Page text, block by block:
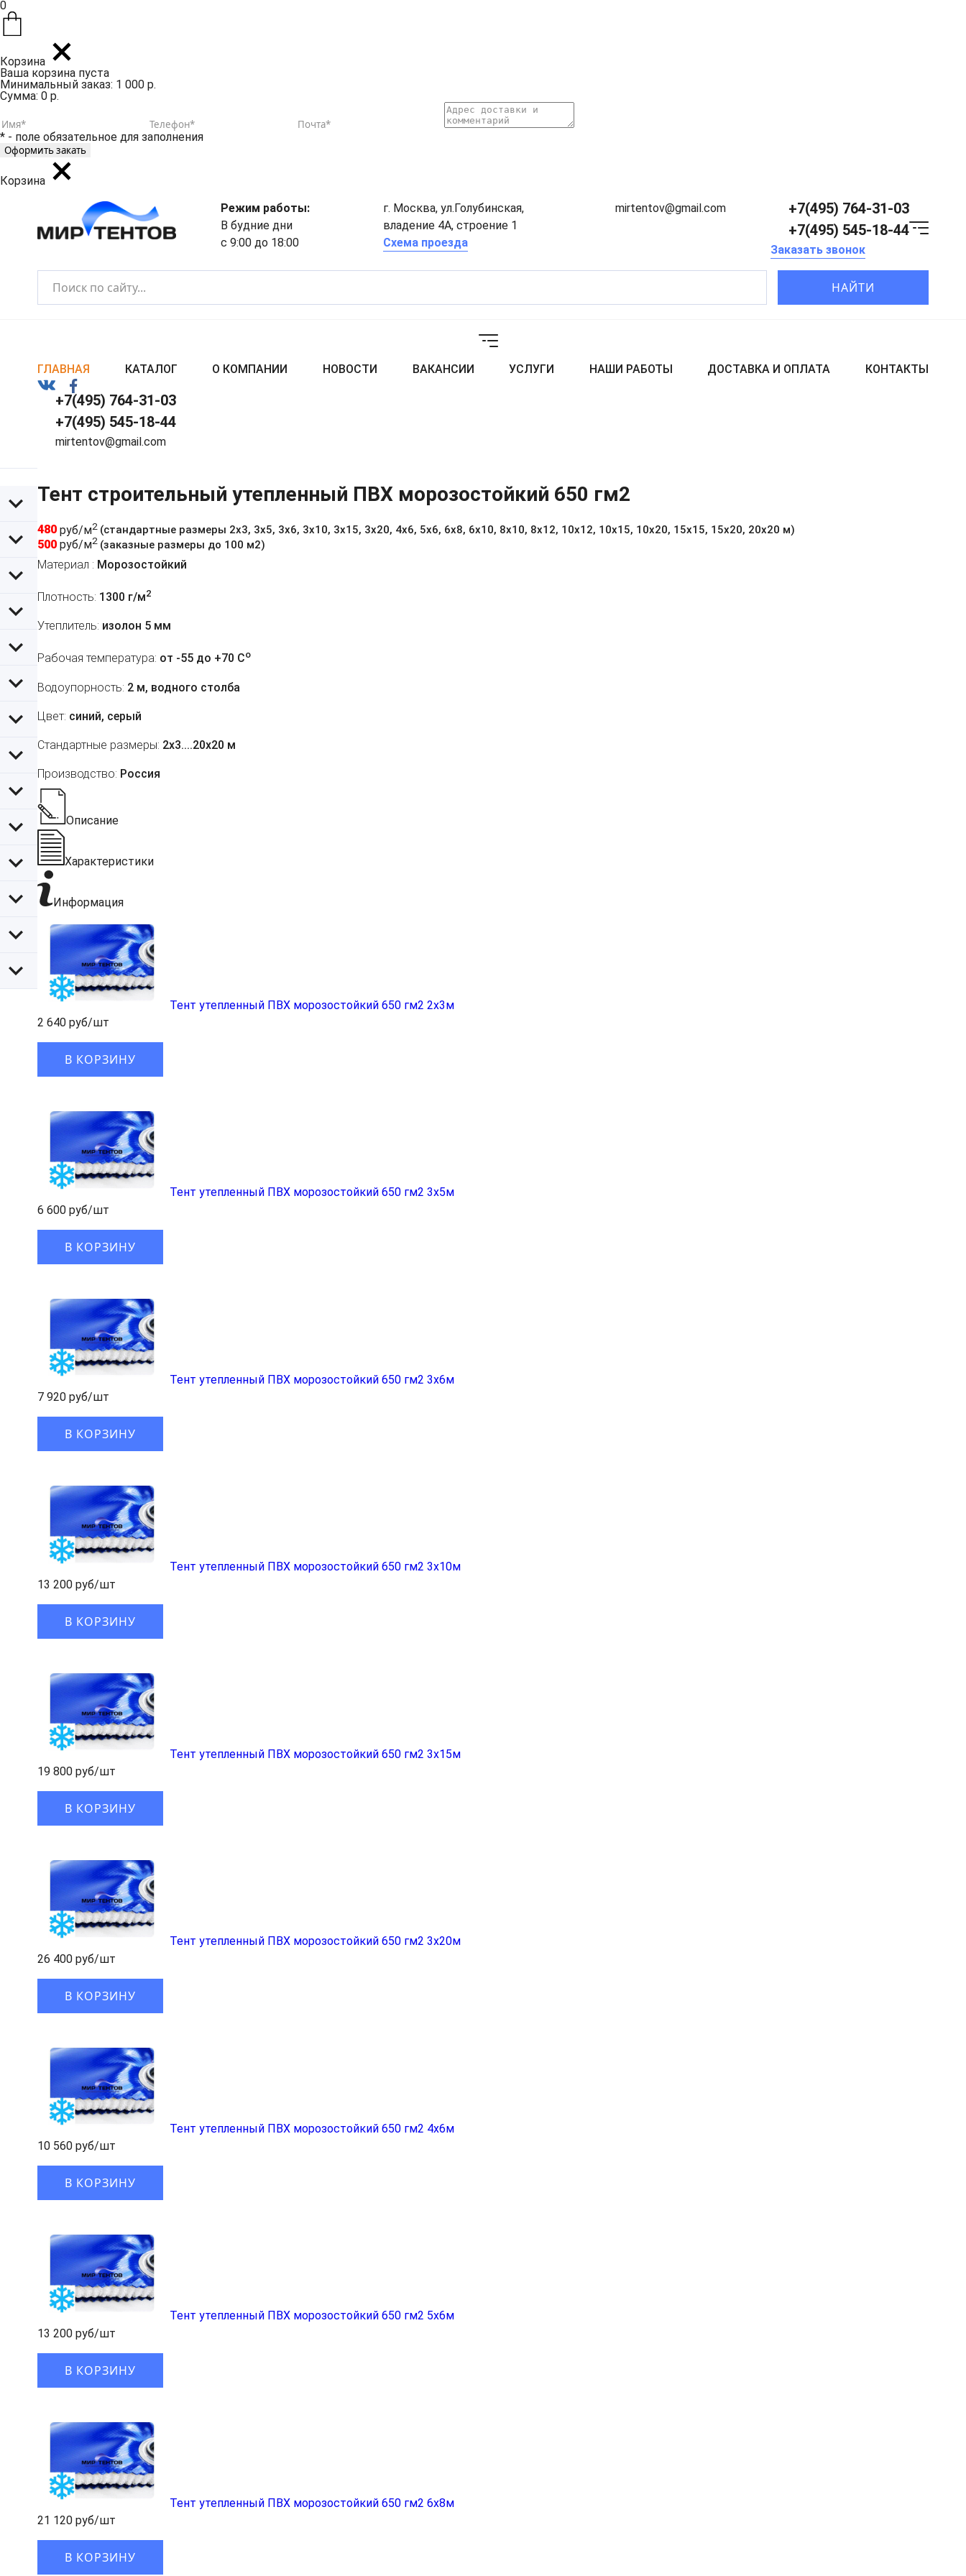
0
Корзина
Ваша корзина пуста
Минимальный заказ: 1 000 р.
Сумма: 0 р.
* - поле обязательное для заполнения
Корзина
Режим работы:
В будние дни
с 9:00 до 18:00
г. Москва, ул.Голубинская,
владение 4А, строение 1
Схема проезда
mirtentov@gmail.com
+7(495) 764-31-03
+7(495) 545-18-44
Заказать звонок
НАЙТИ
ГЛАВНАЯ КАТАЛОГ О КОМПАНИИ НОВОСТИ ВАКАНСИИ УСЛУГИ НАШИ РАБОТЫ ДОСТАВКА И ОПЛАТА КОНТАКТЫ
+7(495) 764-31-03
+7(495) 545-18-44
mirtentov@gmail.com
Тент строительный утепленный ПВХ морозостойкий 650 гм2
480 руб/м2 (стандартные размеры 2х3, 3х5, 3х6, 3х10, 3х15, 3х20, 4х6, 5х6, 6х8, 6х10, 8х10, 8х12, 10х12, 10х15, 10х20, 15х15, 15х20, 20х20 м)
500 руб/м2 (заказные размеры до 100 м2)
Материал : Морозостойкий
Плотность: 1300 г/м2
Утеплитель: изолон 5 мм
Рабочая температура: от -55 до +70 Co
Водоупорность: 2 м, водного столба
Цвет: синий, серый
Стандартные размеры: 2х3....20х20 м
Производство: Россия
Описание
Характеристики
Информация
Тент утепленный ПВХ морозостойкий 650 гм2 2x3м
2 640 руб/шт
В КОРЗИНУ
Тент утепленный ПВХ морозостойкий 650 гм2 3x5м
6 600 руб/шт
В КОРЗИНУ
Тент утепленный ПВХ морозостойкий 650 гм2 3x6м
7 920 руб/шт
В КОРЗИНУ
Тент утепленный ПВХ морозостойкий 650 гм2 3x10м
13 200 руб/шт
В КОРЗИНУ
Тент утепленный ПВХ морозостойкий 650 гм2 3х15м
19 800 руб/шт
В КОРЗИНУ
Тент утепленный ПВХ морозостойкий 650 гм2 3х20м
26 400 руб/шт
В КОРЗИНУ
Тент утепленный ПВХ морозостойкий 650 гм2 4х6м
10 560 руб/шт
В КОРЗИНУ
Тент утепленный ПВХ морозостойкий 650 гм2 5х6м
13 200 руб/шт
В КОРЗИНУ
Тент утепленный ПВХ морозостойкий 650 гм2 6х8м
21 120 руб/шт
В КОРЗИНУ